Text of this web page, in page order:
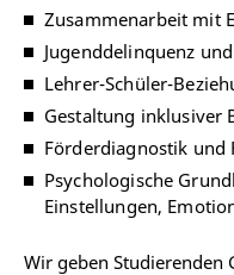
Zusammenarbeit mit
Jugenddelinquenz
Lehrer-Schüler-
Gestaltung inklusiver
Förderdiagnostik und
Psychologische
Einstellungen,
Wir geben Studierenden